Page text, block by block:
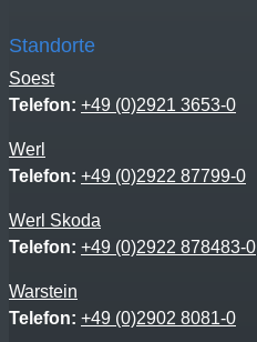
Standorte
Soest
Telefon: +49 (0)2921 3653-0
Werl
Telefon: +49 (0)2922 87799-0
Werl Skoda
Telefon: +49 (0)2922 878483-0
Warstein
Telefon: +49 (0)2902 8081-0